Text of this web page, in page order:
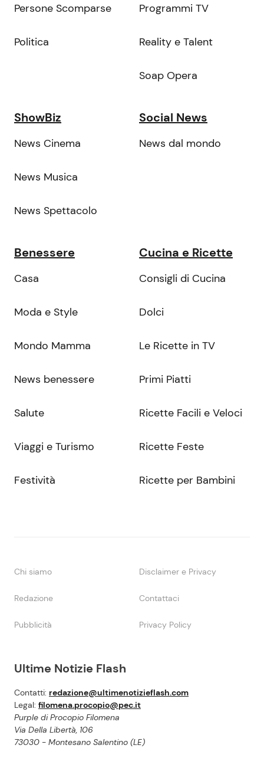
Ultime Notizie Flash
Contatti: redazione@ultimenotizieflash.com
Legal: filomena.procopio@pec.it
Purple di Procopio Filomena
Via Della Libertà, 106
73030 - Montesano Salentino (LE)
Persone Scomparse
Politica
Programmi TV
Reality e Talent
Soap Opera
ShowBiz
News Cinema
News Musica
News Spettacolo
Social News
News dal mondo
Benessere
Casa
Moda e Style
Mondo Mamma
News benessere
Salute
Viaggi e Turismo
Festività
Cucina e Ricette
Consigli di Cucina
Dolci
Le Ricette in TV
Primi Piatti
Ricette Facili e Veloci
Ricette Feste
Ricette per Bambini
Chi siamo Disclaimer e Privacy
Redazione Contattaci
Pubblicità Privacy Policy